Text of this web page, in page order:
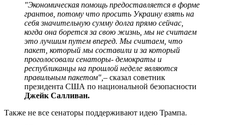
"Экономическая помощь предоставляется в форме
грантов, потому что просить Украину взять на
себя значительную сумму долга прямо сейчас,
когда она борется за свою жизнь, мы не считаем
это лучшим путем вперед. Мы считаем, что
пакет, который мы составили и за который
проголосовали сенаторы- демократы и
республиканцы на прошлой неделе являются
правильным пакетом", – сказал советник
президента США по национальной безопасности
Джейк Салливан.
Также не все сенаторы поддерживают идею Трампа.